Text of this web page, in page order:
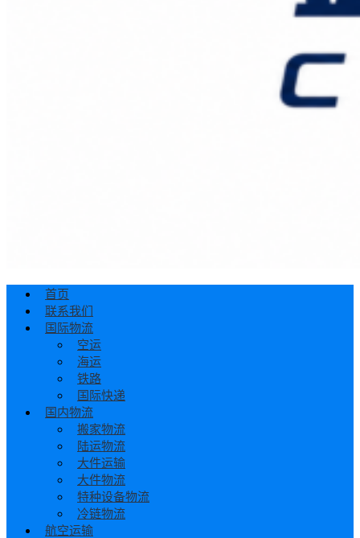
首页
联系我们
国际物流
空运
海运
铁路
国际快递
国内物流
搬家物流
陆运物流
大件运输
大件物流
特种设备物流
冷链物流
航空运输